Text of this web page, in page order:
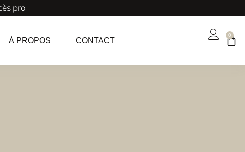
pro
À PROPOS CONTACT
0